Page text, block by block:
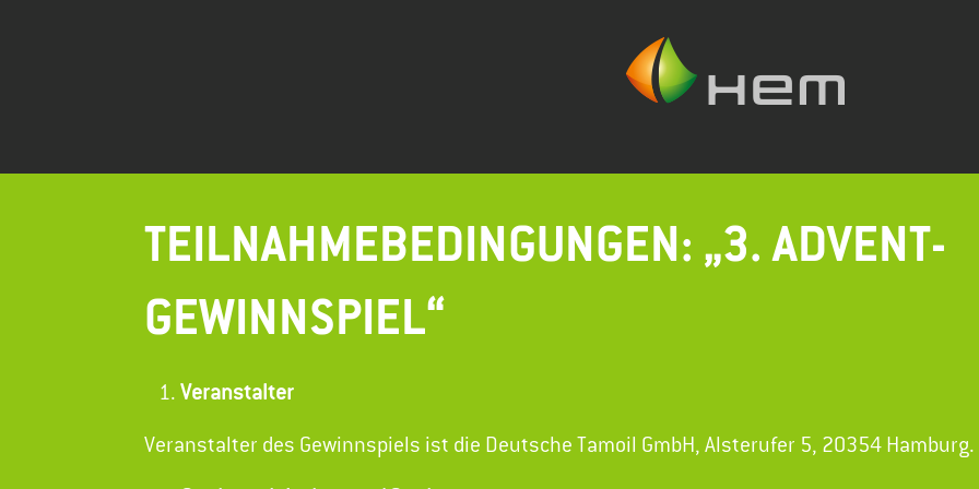
TEILNAHMEBEDINGUNGEN: „3. ADVENT-
GEWINNSPIEL“
Veranstalter
Veranstalter des Gewinnspiels ist die Deutsche Tamoil GmbH, Alsterufer 5, 20354 Hamburg.